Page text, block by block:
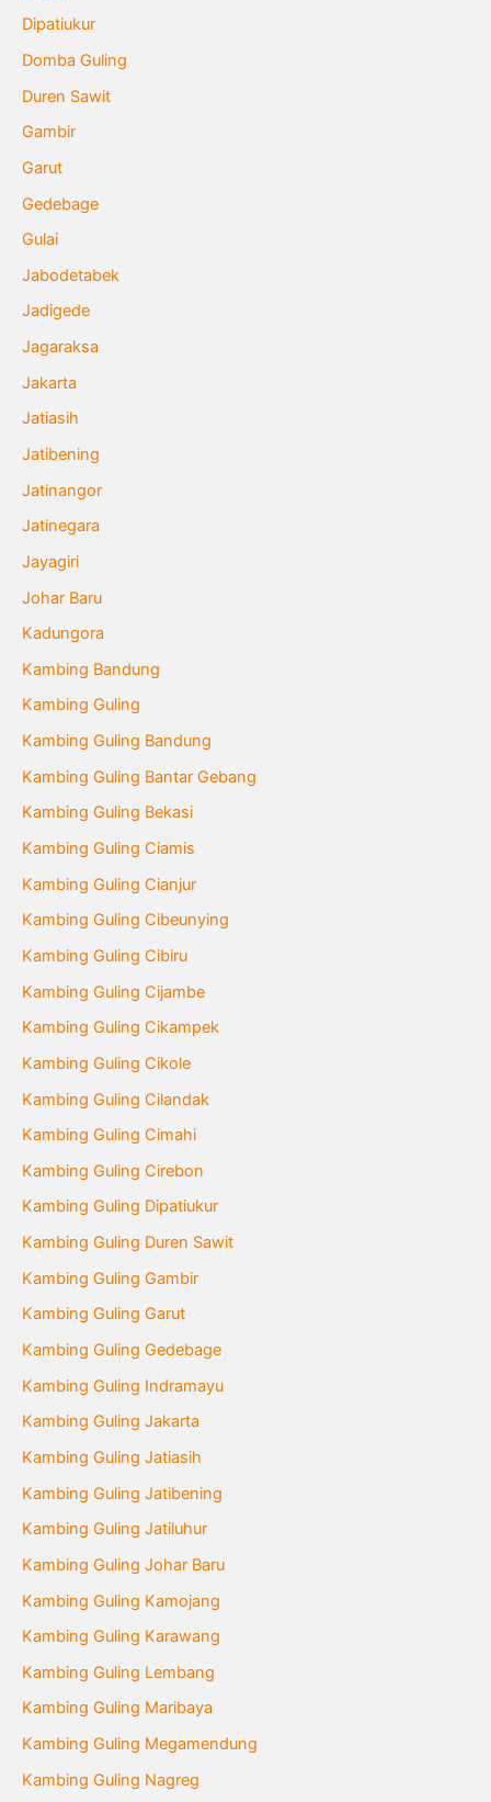
Dipatiukur
Domba Guling
Duren Sawit
Gambir
Garut
Gedebage
Gulai
Jabodetabek
Jadigede
Jagaraksa
Jakarta
Jatiasih
Jatibening
Jatinangor
Jatinegara
Jayagiri
Johar Baru
Kadungora
Kambing Bandung
Kambing Guling
Kambing Guling Bandung
Kambing Guling Bantar Gebang
Kambing Guling Bekasi
Kambing Guling Ciamis
Kambing Guling Cianjur
Kambing Guling Cibeunying
Kambing Guling Cibiru
Kambing Guling Cijambe
Kambing Guling Cikampek
Kambing Guling Cikole
Kambing Guling Cilandak
Kambing Guling Cimahi
Kambing Guling Cirebon
Kambing Guling Dipatiukur
Kambing Guling Duren Sawit
Kambing Guling Gambir
Kambing Guling Garut
Kambing Guling Gedebage
Kambing Guling Indramayu
Kambing Guling Jakarta
Kambing Guling Jatiasih
Kambing Guling Jatibening
Kambing Guling Jatiluhur
Kambing Guling Johar Baru
Kambing Guling Kamojang
Kambing Guling Karawang
Kambing Guling Lembang
Kambing Guling Maribaya
Kambing Guling Megamendung
Kambing Guling Nagreg